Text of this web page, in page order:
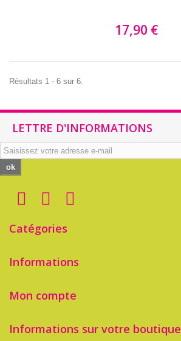
17,90 €
Résultats 1 - 6 sur 6.
LETTRE D'INFORMATIONS
ok
Catégories
Informations
Mon compte
Informations sur votre boutique